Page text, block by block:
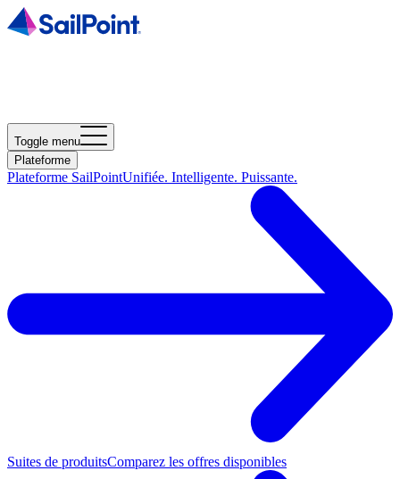
Toggle menu
Plateforme
Plateforme SailPointUnifiée. Intelligente. Puissante.
Suites de produitsComparez les offres disponibles